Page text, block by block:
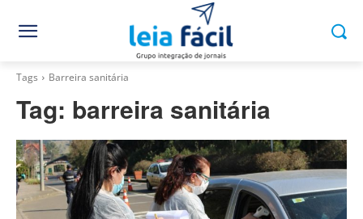
Tags Barreira sanitária
Tag: barreira sanitária